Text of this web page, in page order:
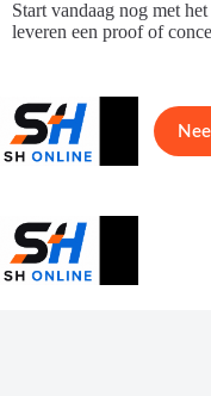
Ga
naar
Start vandaag nog met
leveren een proof of